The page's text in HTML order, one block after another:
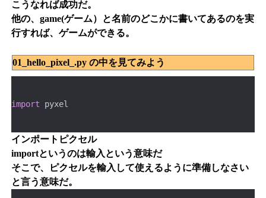
こうなれば成功だ。
他の、game(ゲーム）と名前のどこかに書いてあるのを実
行すれば、ゲームができる。
01_hello_pixel_.py の中を見てみよう
import pyxel
インポートピクセル
importというのは輸入という意味だ
そこで、ピクセルを輸入して使えるように準備しなさい
と言う意味だ。